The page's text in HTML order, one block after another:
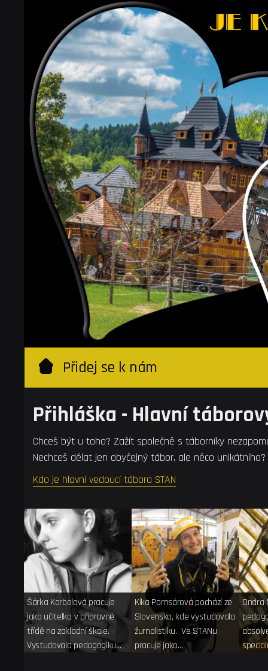
Přidej se k nám
Přihláška - Hlavní
Chceš být u toho? Zažít společně s táborníky
Nechceš dělat jen obyčejný tábor, ale něco
Kdo je hlavní vedoucí tábora STAN
Šárka Korbelová pracuje
jako učitelka v přípravné
třídě na zakladní škole.
Vystudovala pedagogiku…
Kika Pomsárová pochází ze
Slovenska, kde vystudovala
žurnalistiku. Ve STANu
pracuje jako…
Ondra